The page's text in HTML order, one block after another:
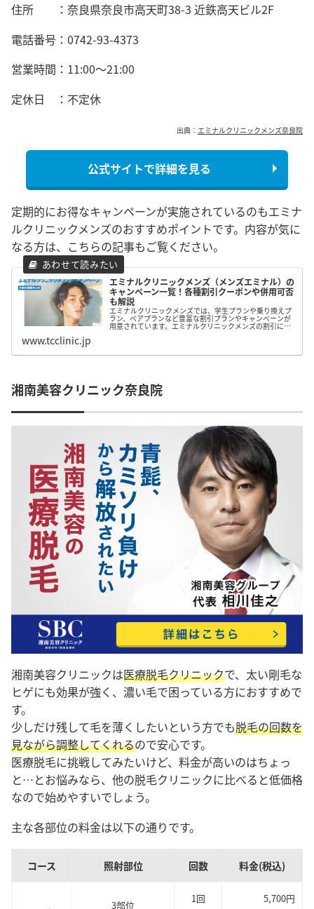
住所 ： 奈良県奈良市高天町38-3 近鉄高天ビル2F
電話番号： 0742-93-4373
営業時間： 11:00～21:00
定休日 ：不定休
出典： エミナルクリニックメンズ奈良院
公式サイトで詳細を見る
定期的にお得なキャンペーンが実施されているのもエミナ
ルクリニックメンズのおすすめポイントです。内容が気に
なる方は、こちらの記事もご覧ください。
エミナルクリニックメンズ（メンズエミナル）の
キャンペーン一覧！各種割引クーポンや併用可否
も解説
エミナルクリニックメンズでは、学生プランや乗り換えプ
ラン、ペアプランなど豊富な割引プランやキャンペーンが
用意されています。エミナルクリニックメンズの割引につ
いてまとめたので、脱毛を検討している方はぜひ参考にし
www.tcclinic.jp
湘南美容クリニック奈良院
湘南美容クリニックは医療脱毛クリニックで、太い剛毛な
ヒゲにも効果が強く、濃い毛で困っている方におすすめで
す。
少しだけ残して毛を薄くしたいという方でも脱毛の回数を
見ながら調整してくれるので安心です。
医療脱毛に挑戦してみたいけど、料金が高いのはちょっ
と…とお悩みなら、他の脱毛クリニックに比べると低価格
なので始めやすいでしょう。
主な各部位の料金は以下の通りです。
コース 照射部位 回数 料金(税込)
3部位
1回 5,700円